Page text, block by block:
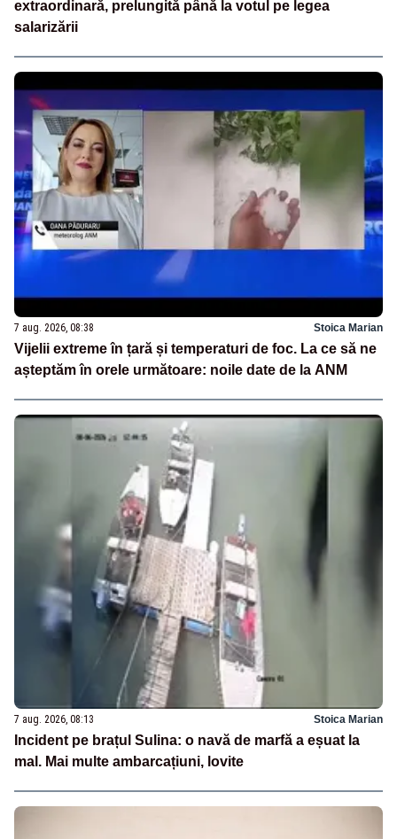
extraordinară, prelungită până la votul pe legea
salarizării
7 aug. 2026, 08:38 Stoica Marian
Vijelii extreme în țară și temperaturi de foc. La ce să ne
așteptăm în orele următoare: noile date de la ANM
7 aug. 2026, 08:13 Stoica Marian
Incident pe brațul Sulina: o navă de marfă a eșuat la
mal. Mai multe ambarcațiuni, lovite